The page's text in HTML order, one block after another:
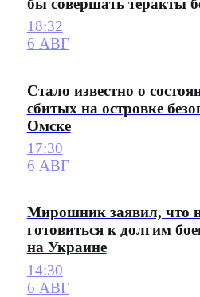
бы совершать теракты
18:32
6 АВГ
Стало известно о
сбитых на островке
Омске
17:30
6 АВГ
Мирошник заявил, что
готовиться к долгим
на Украине
14:30
6 АВГ